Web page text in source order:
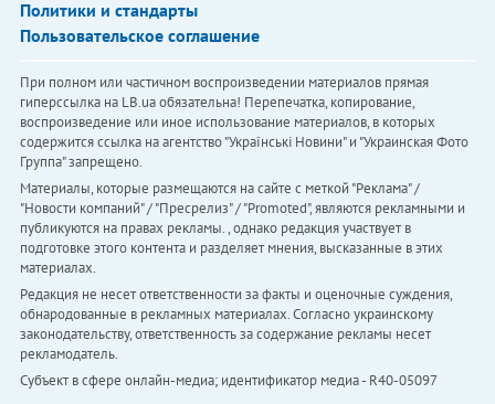
Политики и стандарты
Пользовательское соглашение
При полном или частичном воспроизведении материалов прямая
гиперссылка на LB.ua обязательна! Перепечатка, копирование,
воспроизведение или иное использование материалов, в которых
содержится ссылка на агентство "Українськi Новини" и "Украинская Фото
Группа" запрещено.
Материалы, которые размещаются на сайте с меткой "Реклама" /
"Новости компаний" / "Пресрелиз" / "Promoted", являются рекламными и
публикуются на правах рекламы. , однако редакция участвует в
подготовке этого контента и разделяет мнения, высказанные в этих
материалах.
Редакция не несет ответственности за факты и оценочные суждения,
обнародованные в рекламных материалах. Согласно украинскому
законодательству, ответственность за содержание рекламы несет
рекламодатель.
Субъект в сфере онлайн-медиа; идентификатор медиа - R40-05097